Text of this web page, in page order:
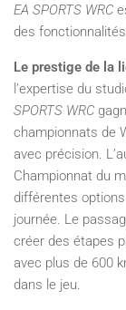
EA SPORTS WRC
des
Le prestige de la
l’expertise du
SPORTS WRC
championnats de
avec précision.
Championnat du
différentes
journée. Le
créer des étapes
avec plus de 600
dans le jeu.